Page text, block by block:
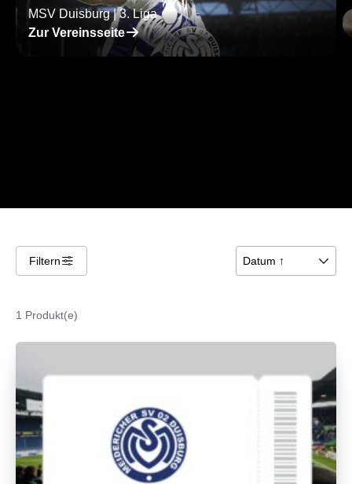
MSV Duisburg | 3. Liga
Zur Vereinsseite􀄫
Filtern􀌆 Datum ↑ 􀆈
1 Produkt(e)